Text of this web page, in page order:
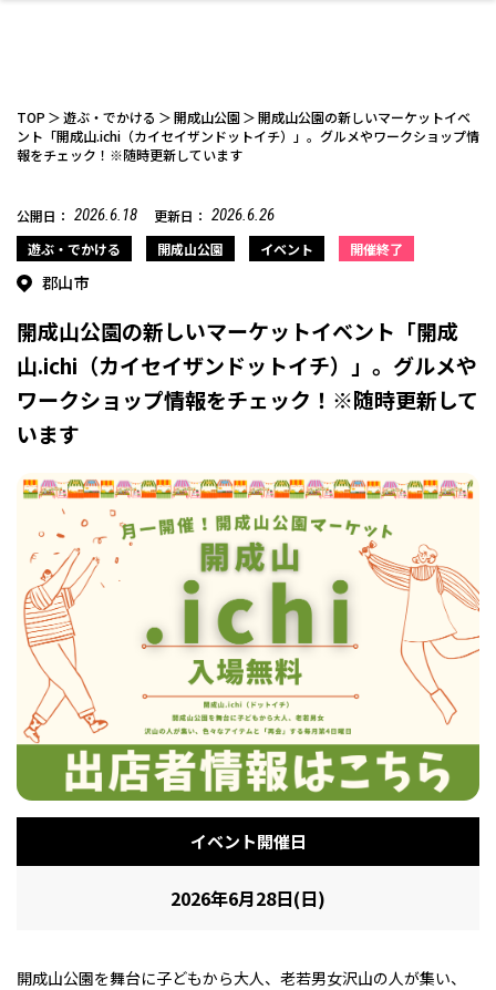
カフェ スイーツ
お酒 洋食 中華
和食 わんぱく 福島ローカルグル
メ
パン アジア・エスニッ
ク
テイクアウト
ランチ その他
開成山公園 泊まる
デート・友達と ひとりで アウトドア
温泉 体験 名所
レジャー・スポー
ツ施設
非日常 イベントレポート
美容室 ネイルサロン
美容アイテム エイジングケア メンズ
フィットネス・や
せたい
鍼灸・整体・リラ
クゼーション
まつ毛サロン
脱毛 温活・サウナ 歯列矯正・審美歯
科
その他
ファッション 雑貨
スポーツ・アウト
ドア
ギフト・お土産 キッズ
インテリア 生活を彩るモノ
その他
お仕事探し お金のこと
保険 病院・クリニック ペット
趣味・スキルアッ 保育園・こども園 子どもの習い事・
塾
幼稚園 教育 ライフイベント
その他
家づくり 新築体験談
リフォーム・リノ
ベーション
自治体インフォ その他
TOP 遊ぶ・でかける 開成山公園
開成山公園の新しいマーケットイベ
ント「開成山.ichi（カイセイザンドットイチ）」。グルメやワークショップ情
報をチェック！※随時更新しています
公開日： 2026.6.18 更新日： 2026.6.26
遊ぶ・でかける 開成山公園 イベント 開催終了
郡山市
開成山公園の新しいマーケットイベント「開成
山.ichi（カイセイザンドットイチ）」。グルメや
ワークショップ情報をチェック！※随時更新して
います
イベント開催日
2026年6月28日(日)
開成山公園を舞台に子どもから大人、老若男女沢山の人が集い、